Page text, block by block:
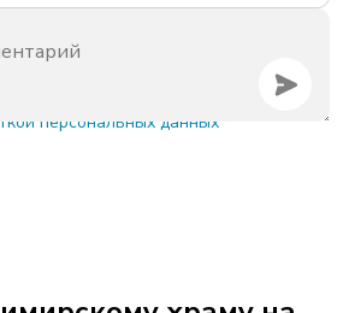
персональных данных